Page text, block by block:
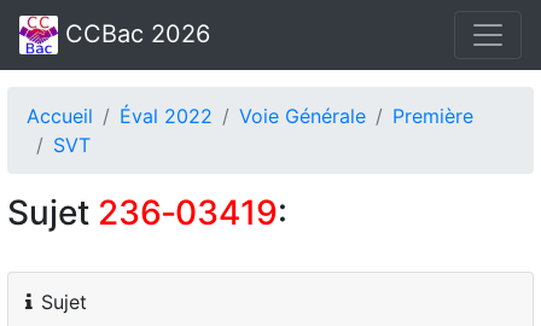
CCBac 2026
Accueil Éval 2022 Voie Générale
Première
SVT
Sujet 236‑03419:
Sujet